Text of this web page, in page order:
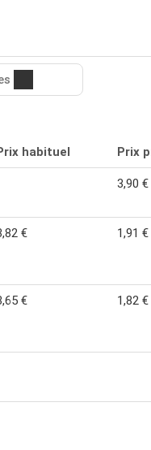
habituel Prix
3,90 €
€ 1,91 €
€ 1,82 €